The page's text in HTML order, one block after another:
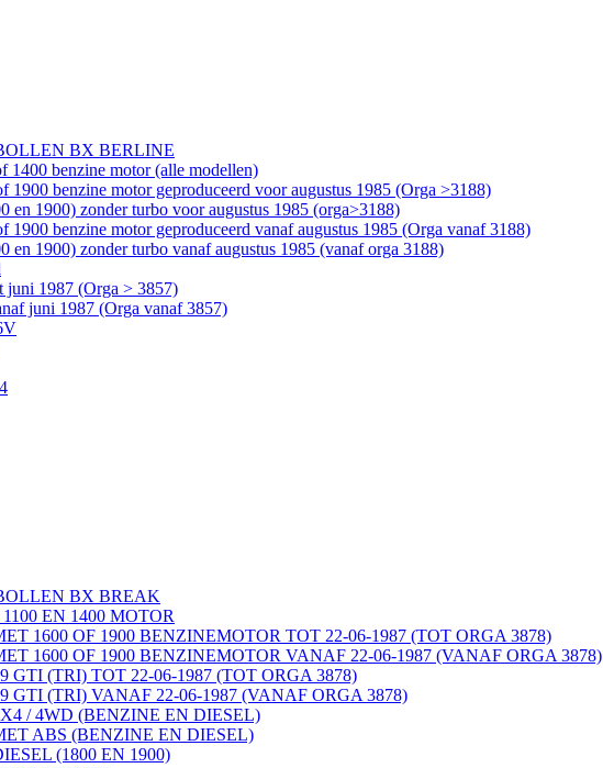
BX BERLINE
1400 benzine motor (alle modellen)
1900 benzine motor geproduceerd voor augustus 1985 (Orga >3188)
en 1900) zonder turbo voor augustus 1985 (orga>3188)
1900 benzine motor geproduceerd vanaf augustus 1985 (Orga vanaf 3188)
en 1900) zonder turbo vanaf augustus 1985 (vanaf orga 3188)
1987 (Orga > 3857)
juni 1987 (Orga vanaf 3857)
BX BREAK
EN 1400 MOTOR
1600 OF 1900 BENZINEMOTOR TOT 22-06-1987 (TOT ORGA 3878)
1600 OF 1900 BENZINEMOTOR VANAF 22-06-1987 (VANAF ORGA 3878)
GTI (TRI) TOT 22-06-1987 (TOT ORGA 3878)
GTI (TRI) VANAF 22-06-1987 (VANAF ORGA 3878)
/ 4WD (BENZINE EN DIESEL)
ABS (BENZINE EN DIESEL)
(1800 EN 1900)